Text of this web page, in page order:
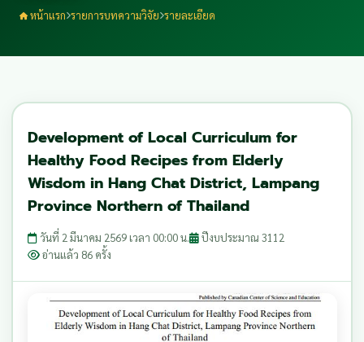
หน้าแรก รายการบทความวิจัย รายละเอียด
Development of Local Curriculum for
Healthy Food Recipes from Elderly
Wisdom in Hang Chat District, Lampang
Province Northern of Thailand
วันที่ 2 มีนาคม 2569 เวลา 00:00 น.
ปีงบประมาณ 3112
อ่านแล้ว 86 ครั้ง